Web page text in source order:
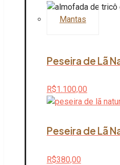
Mantas
Peseira de Lã
R$1.100,00
Peseira de Lã
R$380,00